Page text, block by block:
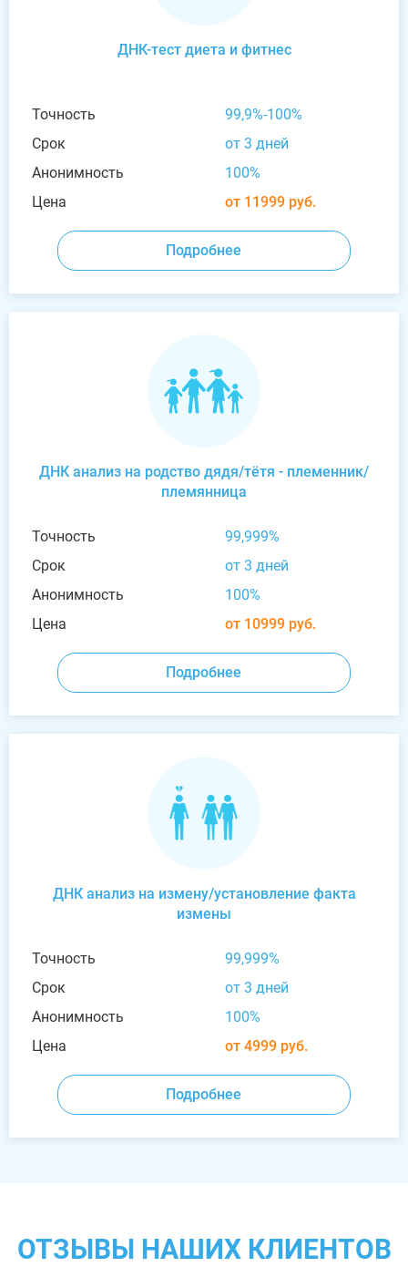
ДНК-тест диета и фитнес
Точность
99,9%-100%
Срок
от 3 дней
Анонимность
100%
Цена
от 11999 руб.
Подробнее
ДНК анализ на родство дядя/тётя - племенник/
племянница
Точность
99,999%
Срок
от 3 дней
Анонимность
100%
Цена
от 10999 руб.
Подробнее
ДНК анализ на измену/установление факта
измены
Точность
99,999%
Срок
от 3 дней
Анонимность
100%
Цена
от 4999 руб.
Подробнее
ОТЗЫВЫ НАШИХ КЛИЕНТОВ